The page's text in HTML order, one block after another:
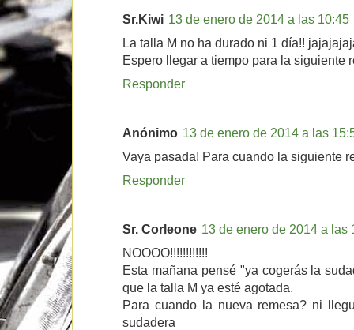
Sr.Kiwi 13 de enero de 2014 a las 10:45
La talla M no ha durado ni 1 día!!
Espero llegar a tiempo para la siguiente
Responder
Anónimo 13 de enero de 2014 a las
Vaya pasada! Para cuando la siguiente
Responder
Sr. Corleone 13 de enero de 2014 a las
NOOOO!!!!!!!!!!!!
Esta mañana pensé "ya cogerás la
que la talla M ya esté agotada.
Para cuando la nueva remesa? ni
sudadera